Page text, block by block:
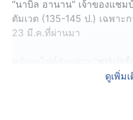
“นาบิล อานาน” เจ้าของแช
ตัมเวต (135-145 ป.) เฉพาะ
23 มี.ค.ที่ผ่านมา
ออนไลน์ไปพักใหญ่ ทำให้แฟ
ดูเพิ่ม